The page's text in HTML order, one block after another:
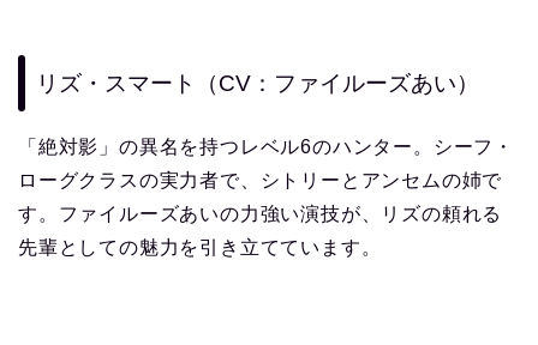
リズ・スマート（CV：ファイルーズあい）
「絶対影」の異名を持つレベル6のハンター。シーフ・
ローグクラスの実力者で、シトリーとアンセムの姉で
す。ファイルーズあいの力強い演技が、リズの頼れる
先輩としての魅力を引き立てています。